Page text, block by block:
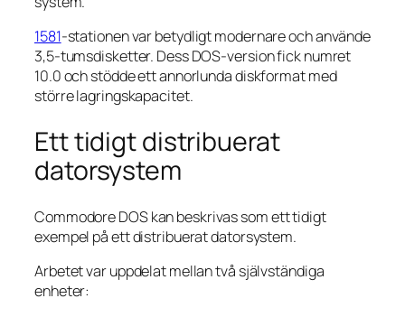
1581-stationen var betydligt modernare och använde
3,5-tumsdisketter. Dess DOS-version fick numret
10.0 och stödde ett annorlunda diskformat med
större lagringskapacitet.
Ett tidigt distribuerat
datorsystem
Commodore DOS kan beskrivas som ett tidigt
exempel på ett distribuerat datorsystem.
Arbetet var uppdelat mellan två självständiga
enheter: